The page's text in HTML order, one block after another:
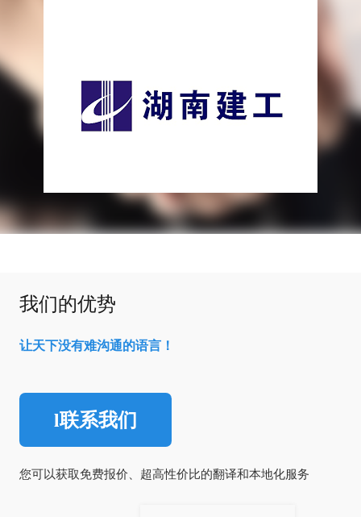
我们的优势
让天下没有难沟通的语言！
l联系我们
您可以获取免费报价、超高性价比的翻译和本地化服务